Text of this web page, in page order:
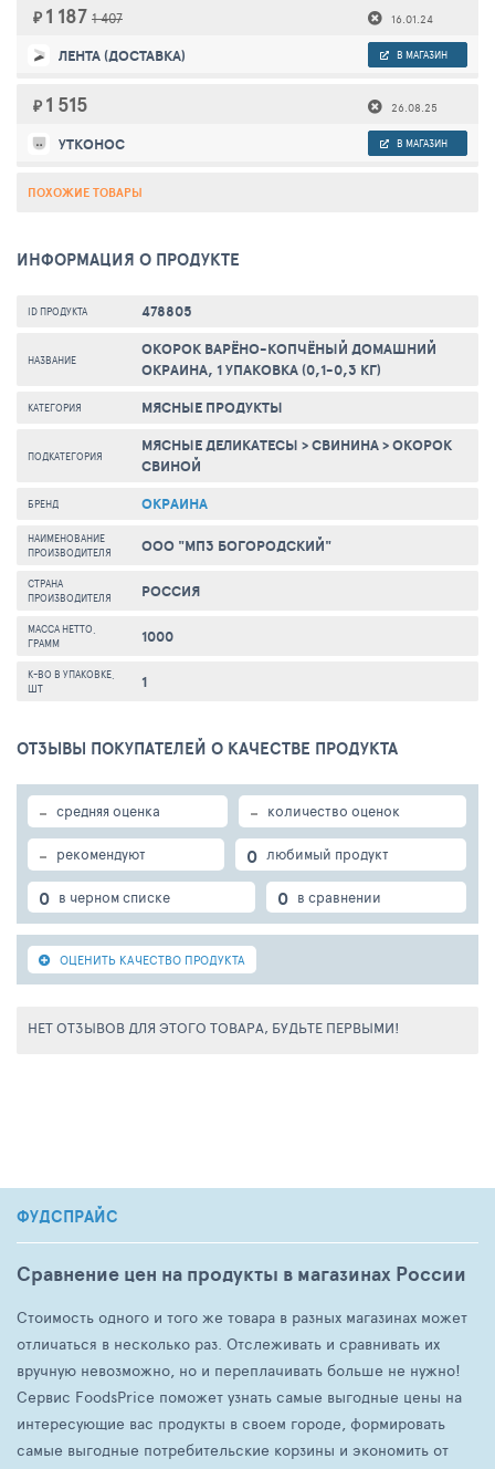
₽ 1 187 1 407 16.01.24
ЛЕНТА (ДОСТАВКА) В МАГАЗИН
₽ 1 515 26.08.25
УТКОНОС В МАГАЗИН
ПОХОЖИЕ ТОВАРЫ
ИНФОРМАЦИЯ О ПРОДУКТЕ
ID ПРОДУКТА 478805
НАЗВАНИЕ
ОКОРОК ВАРЁНО-КОПЧЁНЫЙ ДОМАШНИЙ
ОКРАИНА, 1 УПАКОВКА (0,1-0,3 КГ)
КАТЕГОРИЯ МЯСНЫЕ ПРОДУКТЫ
ПОДКАТЕГОРИЯ МЯСНЫЕ ДЕЛИКАТЕСЫ >СВИНИНА>ОКОРОК
СВИНОЙ
БРЕНД ОКРАИНА
НАИМЕНОВАНИЕ
ПРОИЗВОДИТЕЛЯ
ООО "МПЗ БОГОРОДСКИЙ"
СТРАНА
ПРОИЗВОДИТЕЛЯ
РОССИЯ
МАССА НЕТТО,
ГРАММ
1000
К-ВО В УПАКОВКЕ,
ШТ
1
ОТЗЫВЫ ПОКУПАТЕЛЕЙ О КАЧЕСТВЕ ПРОДУКТА
- средняя оценка - количество оценок
- рекомендуют 0 любимый продукт
0 в черном списке 0 в сравнении
ОЦЕНИТЬ КАЧЕСТВО ПРОДУКТА
НЕТ ОТЗЫВОВ ДЛЯ ЭТОГО ТОВАРА, БУДЬТЕ ПЕРВЫМИ!
ФУДСПРАЙС
Сравнение цен на продукты в магазинах России
Стоимость одного и того же товара в разных магазинах может
отличаться в несколько раз. Отслеживать и сравнивать их
вручную невозможно, но и переплачивать больше не нужно!
Сервис FoodsPrice поможет узнать самые выгодные цены на
интересующие вас продукты в своем городе, формировать
самые выгодные потребительские корзины и экономить от